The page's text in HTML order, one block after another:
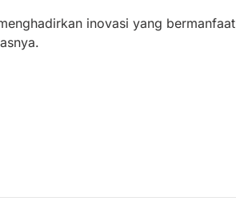
inovasi yang bermanfaat